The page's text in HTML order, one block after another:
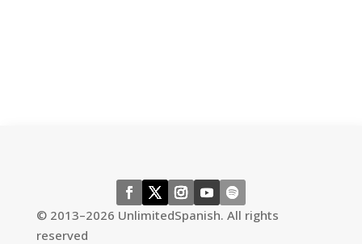
© 2013–2026 UnlimitedSpanish. All rights
reserved